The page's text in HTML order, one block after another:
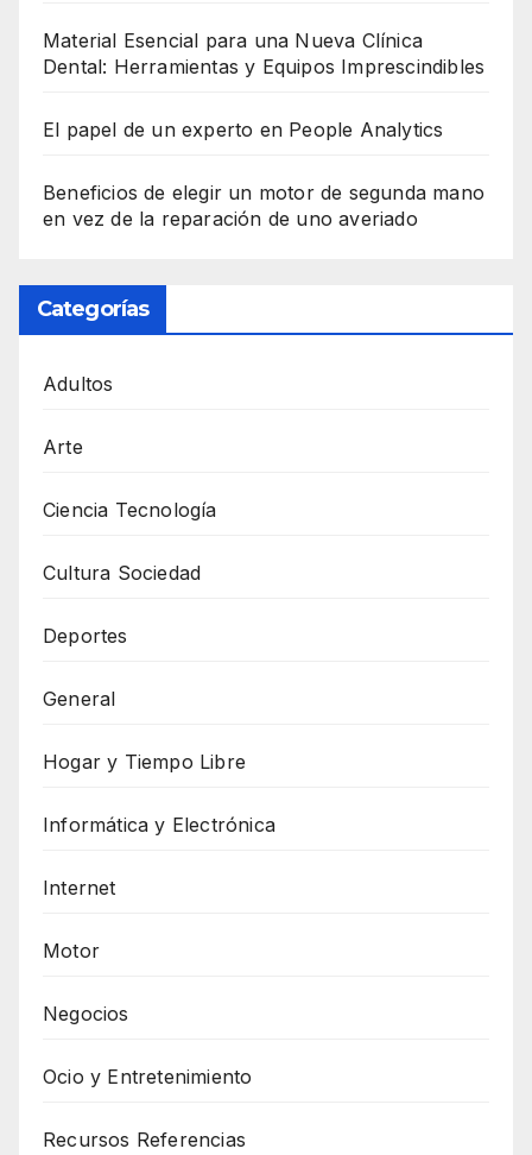
Material Esencial para una Nueva Clínica
Dental: Herramientas y Equipos Imprescindibles
El papel de un experto en People Analytics
Beneficios de elegir un motor de segunda mano
en vez de la reparación de uno averiado
Categorías
Adultos
Arte
Ciencia Tecnología
Cultura Sociedad
Deportes
General
Hogar y Tiempo Libre
Informática y Electrónica
Internet
Motor
Negocios
Ocio y Entretenimiento
Recursos Referencias